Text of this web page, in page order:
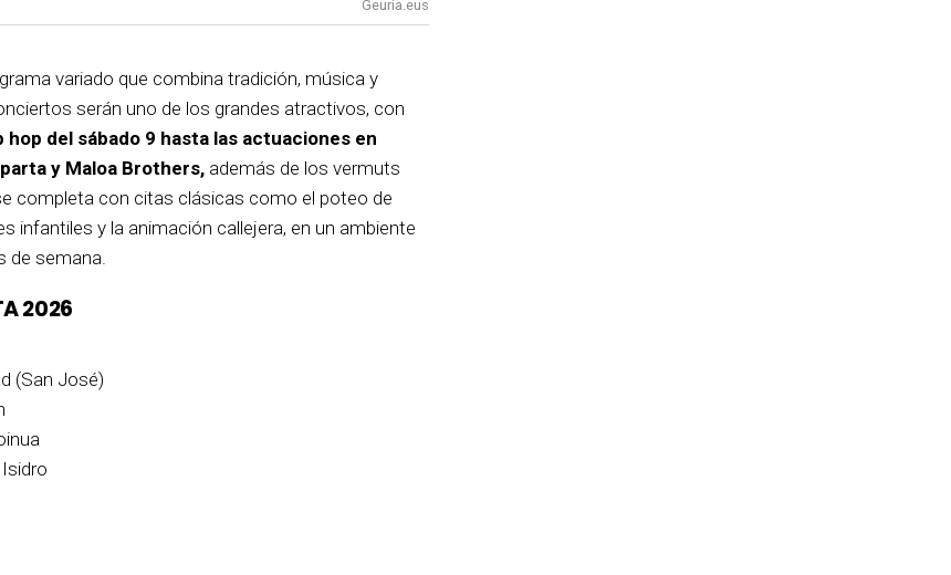
Geuria.eus
variado que combina tradición, música y
serán uno de los grandes atractivos, con
hop del sábado 9 hasta las actuaciones en
y Maloa Brothers, además de los vermuts
completa con citas clásicas como el poteo de
infantiles y la animación callejera, en un ambiente
de semana.
2026
(San José)